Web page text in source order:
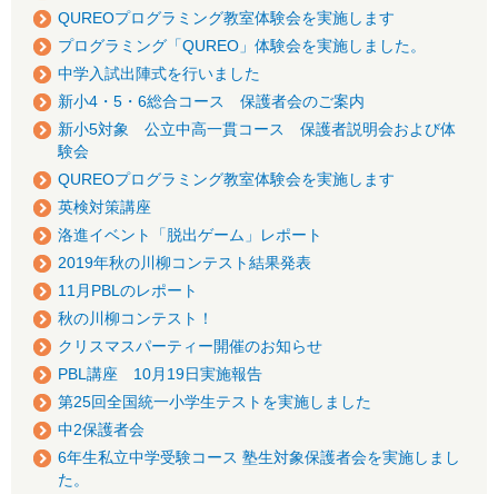
QUREOプログラミング教室体験会を実施します
プログラミング「QUREO」体験会を実施しました。
中学入試出陣式を行いました
新小4・5・6総合コース 保護者会のご案内
新小5対象 公立中高一貫コース 保護者説明会および体
験会
QUREOプログラミング教室体験会を実施します
英検対策講座
洛進イベント「脱出ゲーム」レポート
2019年秋の川柳コンテスト結果発表
11月PBLのレポート
秋の川柳コンテスト！
クリスマスパーティー開催のお知らせ
PBL講座 10月19日実施報告
第25回全国統一小学生テストを実施しました
中2保護者会
6年生私立中学受験コース 塾生対象保護者会を実施しまし
た。